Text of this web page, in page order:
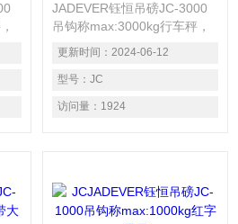
JADEVER钰恒吊磅JC-3000
吊钩称max:3000kg行车秤，
上海麻豆精品国产自产在线观
看实业发展有限公司为
JADEVER钰恒电子秤上海地
区授权代理商，为客户提供各
类国产麻豆视频入口，麻豆日
更新时间： 2024-06-12
型号： JC
访问量： 1924